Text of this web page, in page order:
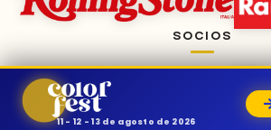
11 - 12 - 13 de agosto de 2026
SOCIOS